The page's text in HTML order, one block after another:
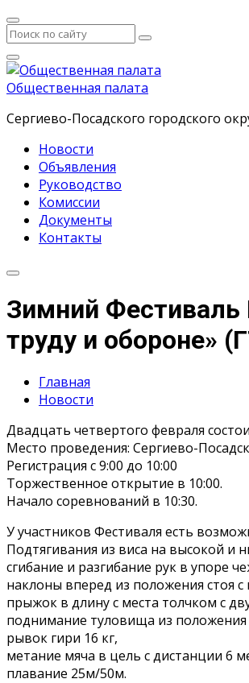
Общественная палата
Сергиево-Посадского городского
Новости
Объявления
Руководство
Комиссии
Документы
Контакты
Зимний Фестиваль
труду и обороне»
Главная
Новости
Двадцать четвертого февраля
Место проведения: Сергиево-
Регистрация с 9:00 до 10:00
Торжественное открытие в 10:00.
Начало соревнований в 10:30.
У участников Фестиваля есть
Подтягивания из виса на высокой и
сгибание и разгибание рук в упоре
наклоны вперед из положения стоя
прыжок в длину с места толчком с
поднимание туловища из положения
рывок гири 16 кг,
метание мяча в цель с дистанции 6
плавание 25м/50м.